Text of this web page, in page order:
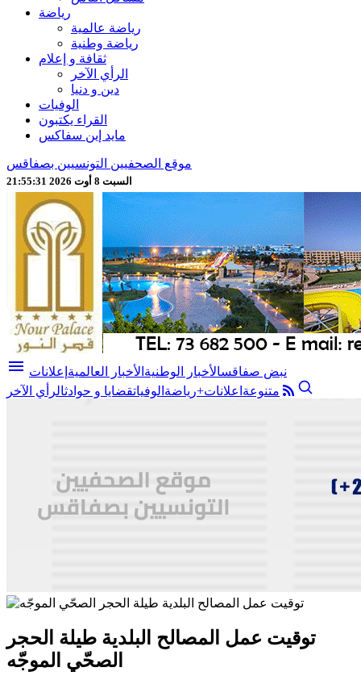
رياضة
رياضة عالمية
رياضة وطنية
ثقافة و إعلام
الرأي الآخر
دين و دنيا
الوفيات
القراء يكتبون
مايد إين سفاكس
موقع الصحفيين التونسيين بصفاقس
السبت 8 أوت 2026 21:55:33
menu نبض صفاقسالأخبار الوطنية الأخبار العالمية إعلانات
متنوعة اعلانات+رياضة الوفياتقضايا و حوادثالرأي الآخر
توقيت عمل المصالح البلدية طيلة الحجر
الصحّي الموجّه